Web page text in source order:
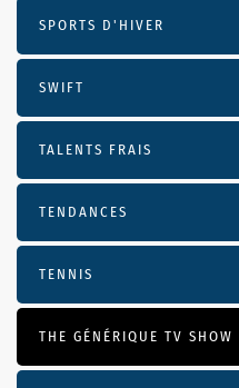
SPORTS D'HIVER
SWIFT
TALENTS FRAIS
TENDANCES
TENNIS
THE GÉNÉRIQUE TV SHOW